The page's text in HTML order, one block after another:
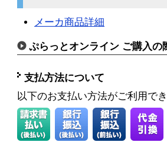
メーカ商品詳細
ぷらっとオンライン ご購入の
支払方法について
以下のお支払い方法がご利用で